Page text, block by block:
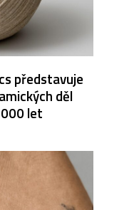
představuje
děl
let